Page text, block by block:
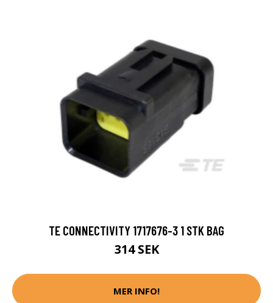
TE CONNECTIVITY 1717676-3 1 STK BAG
314 SEK
MER INFO!